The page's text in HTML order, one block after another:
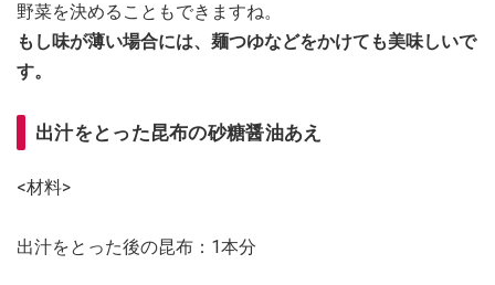
野菜を決めることもできますね。
もし味が薄い場合には、麺つゆなどをかけても美味しいで
す。
出汁をとった昆布の砂糖醤油あえ
<材料>
出汁をとった後の昆布：1本分